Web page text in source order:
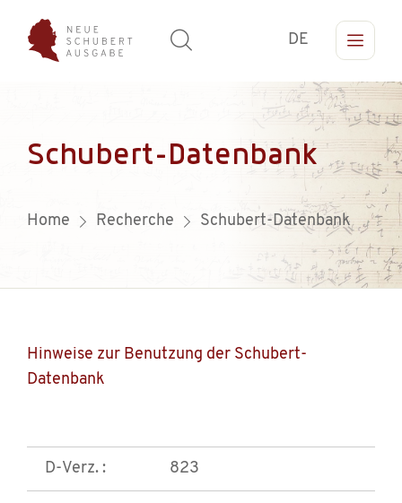
DE
Schubert-Datenbank
Home Recherche Schubert-Datenbank
Hinweise zur Benutzung der Schubert-
Datenbank
D-Verz. : 823